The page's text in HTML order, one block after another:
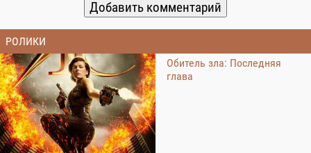
РОЛИКИ
Обитель зла: Последняя
глава